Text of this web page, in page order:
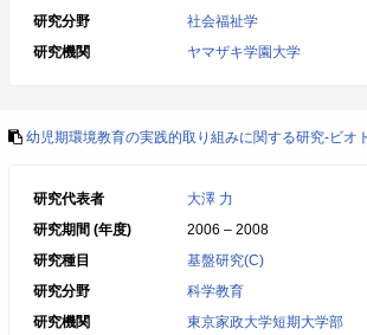
研究分野
社会福祉学
研究機関
ヤマザキ学園大学
幼児期環境教育の実践的取り組みに関する研究-ビオ
研究代表者
大澤 力
研究期間 (年度)
2006 – 2008
研究種目
基盤研究(C)
研究分野
科学教育
研究機関
東京家政大学短期大学部